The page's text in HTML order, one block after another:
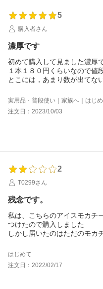
5
購入者さん
濃厚です
初めて購入して見ました濃厚
１本１８０円くらいなので値
とこには，あまり数が出てな
実用品・普段使い｜家族へ｜はじ
注文日：2023/10/03
2
T0299さん
残念です。
私は、こちらのアイスモカチ
つけたので購入しました
しかし届いたのはただのモカ
パッケージも名前も違うの
りません
もう買いません
はじめて
注文日：2022/02/17